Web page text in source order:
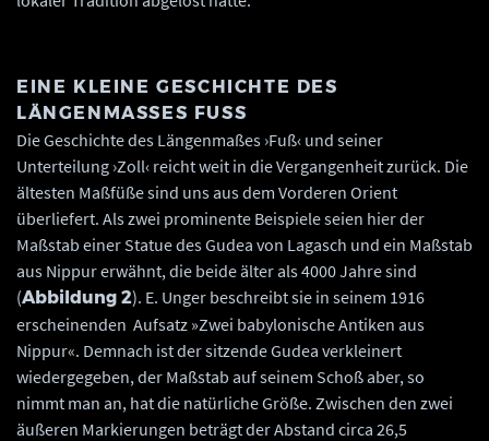
EINE KLEINE GESCHICHTE DES
LÄNGENMASSES FUSS
Die Geschichte des Längenmaßes ›Fuß‹ und seiner
Unterteilung ›Zoll‹ reicht weit in die Vergangenheit zurück. Die
ältesten Maßfüße sind uns aus dem Vorderen Orient
überliefert. Als zwei prominente Beispiele seien hier der
Maßstab einer Statue des Gudea von Lagasch und ein Maßstab
aus Nippur erwähnt, die beide älter als 4000 Jahre sind
(Abbildung 2). E. Unger beschreibt sie in seinem 1916
erscheinenden Aufsatz »Zwei babylonische Antiken aus
Nippur«. Demnach ist der sitzende Gudea verkleinert
wiedergegeben, der Maßstab auf seinem Schoß aber, so
nimmt man an, hat die natürliche Größe. Zwischen den zwei
äußeren Markierungen beträgt der Abstand circa 26,5